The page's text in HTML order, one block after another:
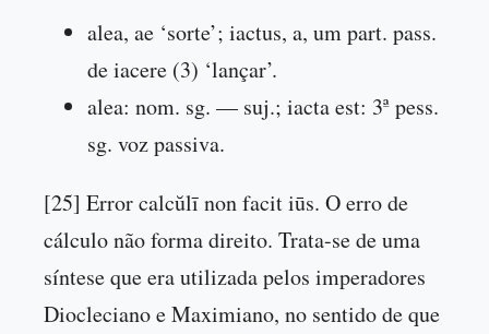
alea, ae ‘sorte’; iactus, a, um part. pass.
de iacere (3) ‘lançar’.
alea: nom. sg. — suj.; iacta est: 3ª pess.
sg. voz passiva.
[25] Error calcŭlī non facit iūs. O erro de
cálculo não forma direito. Trata-se de uma
síntese que era utilizada pelos imperadores
Diocleciano e Maximiano, no sentido de que